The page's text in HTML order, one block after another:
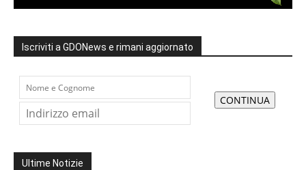
Iscriviti a GDONews e rimani aggiornato
Ultime Notizie